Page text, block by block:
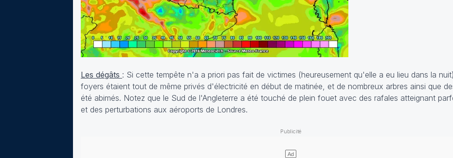
Les dégâts : Si cette tempête n'a a priori pas fait de victimes (heureusement qu'elle a eu lieu dans la
foyers étaient tout de même privés d'électricité en début de matinée, et de nombreux arbres ainsi que
été abimés. Notez que le Sud de l'Angleterre a été touché de plein fouet avec des rafales atteignant
et des perturbations aux aéroports de Londres.